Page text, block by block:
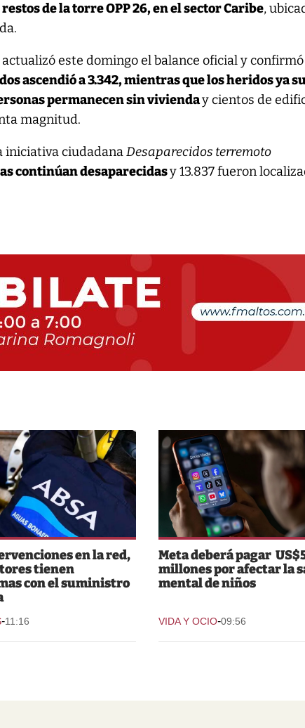
de la torre OPP 26, en el sector Caribe,
este domingo el balance oficial y confirmó
ascendió a 3.342, mientras que los heridos ya
permanecen sin vivienday cientos de
magnitud.
iniciativa ciudadanaDesaparecidos terremoto
continúan desaparecidasy 13.837 fueron
en la red,
tienen
con el suministro
-11:16
Meta deberá pagar
millones por afectar la
mental de niños
VIDA Y OCIO-09:56